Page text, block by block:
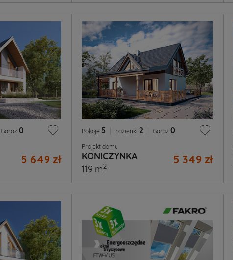
Garaż 0
5 649 zł
Pokoje 5 Łazienki 2 Garaż 0
Projekt domu
KONICZYNKA 5 349 zł
119 m2